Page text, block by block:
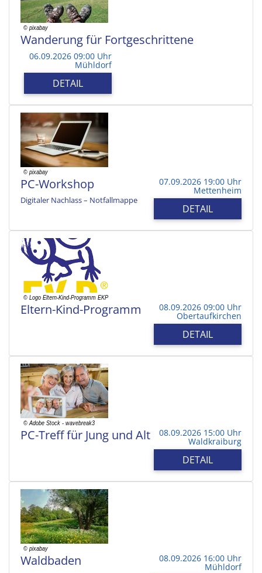
Wanderung für Fortgeschrittene
06.09.2026 09:00 Uhr
Mühldorf
DETAIL
PC-Workshop
Digitaler Nachlass – Notfallmappe
07.09.2026 19:00 Uhr
Mettenheim
DETAIL
Eltern-Kind-Programm 08.09.2026 09:00 Uhr
Obertaufkirchen
DETAIL
PC-Treff für Jung und Alt 08.09.2026 15:00 Uhr
Waldkraiburg
DETAIL
Waldbaden 08.09.2026 16:00 Uhr
Mühldorf